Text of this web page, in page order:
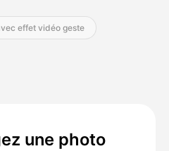
effet vidéo geste
une photo